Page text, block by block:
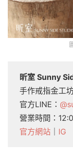
昕室 Sunny
手作戒指金工
官方LINE：
營業時間：
官方網站
IG